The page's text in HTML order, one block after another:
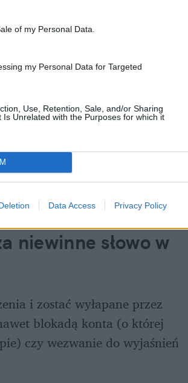
of my Personal Data.
my Personal Data for Targeted
Use, Retention, Sale, and/or Sharing
Unrelated with the Purposes for which it
Data Access Privacy Policy
niewinne słowo w
i zostać wyłapane przez
blokadą konta (o której
czy wezwanie do wyjaśnień